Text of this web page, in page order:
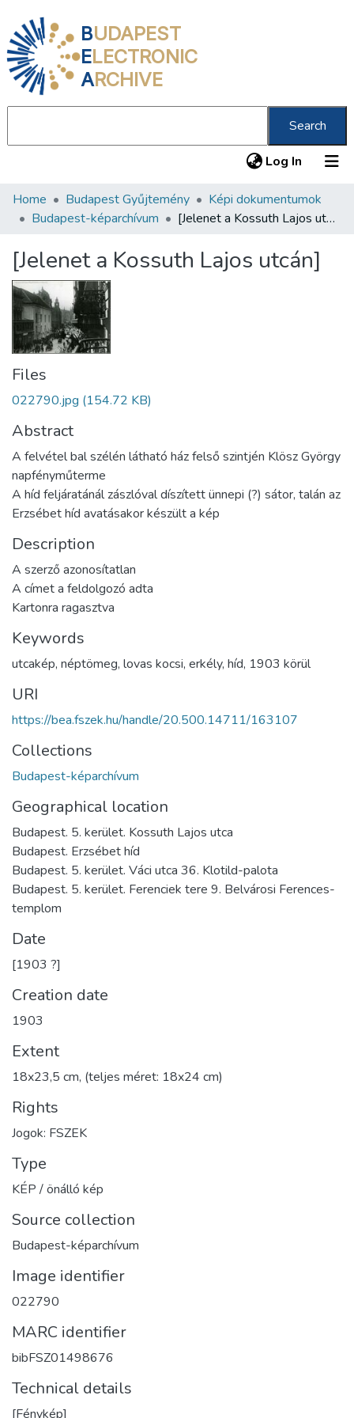
BUDAPEST
ELECTRONIC
ARCHIVE
Search
Log In (current)
Communities & Collections
Statistics
About us
Home Budapest Gyűjtemény
Képi dokumentumok
Budapest-képarchívum
[Jelenet a Kossuth Lajos utcán]
[Jelenet a Kossuth Lajos utcán]
Files
022790.jpg (154.72 KB)
Abstract
A felvétel bal szélén látható ház felső szintjén Klösz György
napfényműterme
A híd feljáratánál zászlóval díszített ünnepi (?) sátor, talán az
Erzsébet híd avatásakor készült a kép
Description
A szerző azonosítatlan
A címet a feldolgozó adta
Kartonra ragasztva
Keywords
utcakép, néptömeg, lovas kocsi, erkély, híd, 1903 körül
URI
https://bea.fszek.hu/handle/20.500.14711/163107
Collections
Budapest-képarchívum
Geographical location
Budapest. 5. kerület. Kossuth Lajos utca
Budapest. Erzsébet híd
Budapest. 5. kerület. Váci utca 36. Klotild-palota
Budapest. 5. kerület. Ferenciek tere 9. Belvárosi Ferences-
templom
Date
[1903 ?]
Creation date
1903
Extent
18x23,5 cm, (teljes méret: 18x24 cm)
Rights
Jogok: FSZEK
Type
KÉP / önálló kép
Source collection
Budapest-képarchívum
Image identifier
022790
MARC identifier
bibFSZ01498676
Technical details
[Fénykép]